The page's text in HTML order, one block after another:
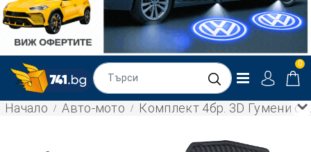
0
Начало Авто-мото Комплект 4бр. 3D Гумени